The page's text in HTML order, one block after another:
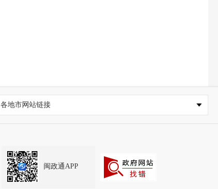
各地市网站链接
闽政通APP